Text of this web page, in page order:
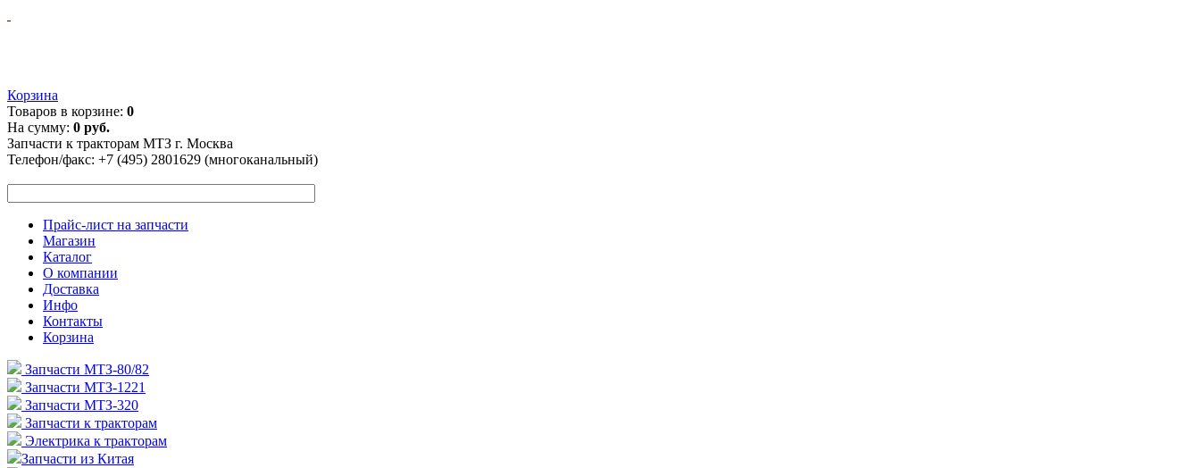
Корзина
Товаров в корзине: 0
На сумму: 0 руб.
Запчасти к тракторам МТЗ г. Москва
Телефон/факс: +7 (495) 2801629 (многоканальный)
Прайс-лист на запчасти
Магазин
Каталог
О компании
Доставка
Инфо
Контакты
Корзина
Запчасти МТЗ-80/82
Запчасти МТЗ-1221
Запчасти МТЗ-320
Запчасти к тракторам
Электрика к тракторам
Запчасти из Китая